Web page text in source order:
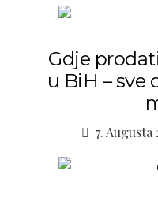
Gdje
u BiH – sve
7. Augusta